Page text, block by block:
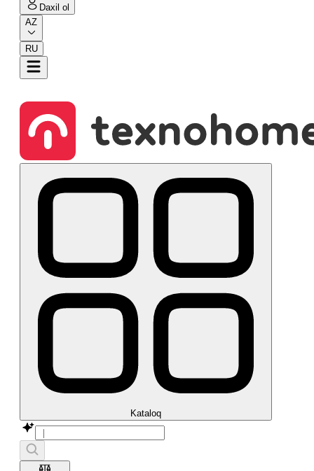
Daxil ol
AZ
RU
Kataloq